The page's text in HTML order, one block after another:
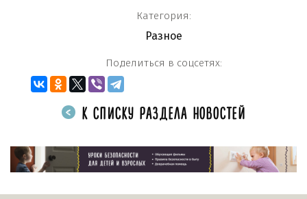
Категория:
Разное
Поделиться в соцсетях:
К СПИСКУ РАЗДЕЛА НОВОСТЕЙ